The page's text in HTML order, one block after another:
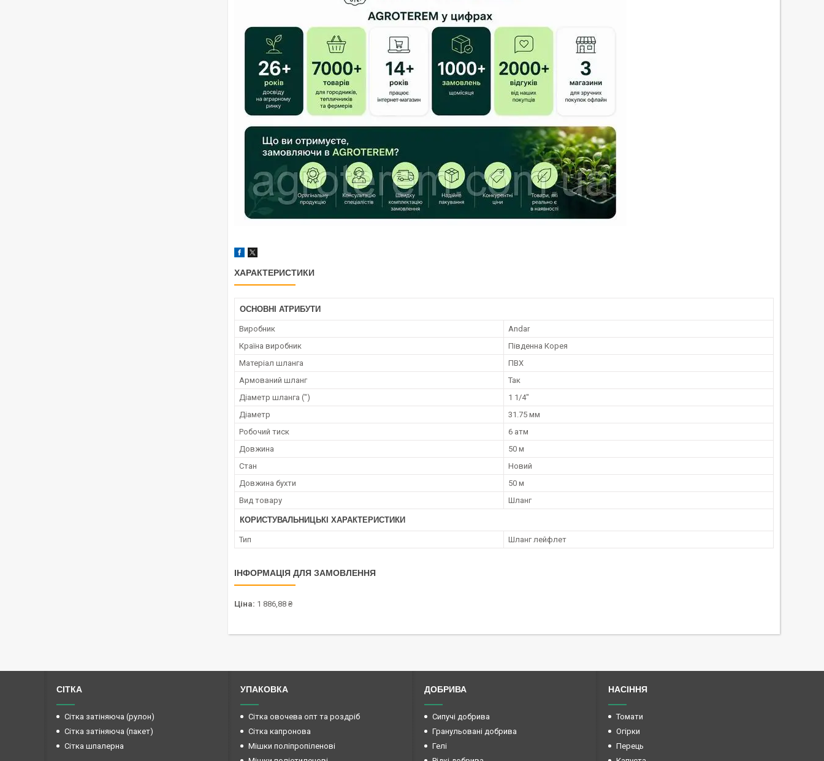
ХАРАКТЕРИСТИКИ
ОСНОВНІ АТРИБУТИ
Виробник
Andar
Країна виробник
Південна Корея
Матеріал шланга
ПВХ
Армований шланг
Так
Діаметр шланга (")
1 1/4"
Діаметр
31.75 мм
Робочий тиск
6 атм
Довжина
50 м
Стан
Новий
Довжина бухти
50 м
Вид товару
Шланг
КОРИСТУВАЛЬНИЦЬКІ ХАРАКТЕРИСТИКИ
Тип Шланг лейфлет
ІНФОРМАЦІЯ ДЛЯ ЗАМОВЛЕННЯ
Ціна: 1 886,88 ₴
СІТКА
Сітка затіняюча (рулон)
Сітка затіняюча (пакет)
Сітка шпалерна
УПАКОВКА
Сітка овочева опт та роздріб
Сітка капронова
Мішки поліпропіленові
ДОБРИВА
Сипучі добрива
Гранульовані добрива
Гелі
НАСІННЯ
Томати
Огірки
Перець